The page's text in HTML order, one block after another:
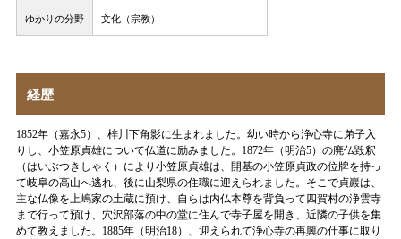
ゆかりの分野 文化（宗教）
経歴
1852年（嘉永5）、梓川下角影に生まれました。幼い時から浄心寺に弟子入
りし、小笠原貞雄について仏道に励みました。1872年（明治5）の廃仏毀釈
（はいぶつきしゃく）により小笠原貞雄は、開基の小笠原貞政の位牌を持っ
て岐阜の高山へ逃れ、後に山梨県の住職に迎えられました。そこで貞巖は、
主な仏像を上嶋家の土蔵に預け、自らは内仏本尊を背負って四賀村の浄雲寺
まで行って預け、穴沢部落の中の堂に住んで寺子屋を開き、近隣の子供を集
めて教えました。1885年（明治18）、迎えられて浄心寺の再興の仕事に取り